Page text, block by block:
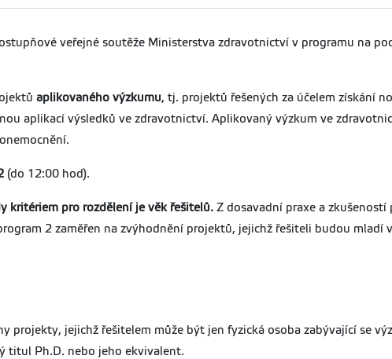
veřejné soutěže Ministerstva zdravotnictví v programu na
aplikovaného výzkumu, tj. projektů řešených za účelem získání
aplikací výsledků ve zdravotnictví. Aplikovaný výzkum ve
(do 12:00 hod).
kritériem pro rozdělení je věk řešitelů. Z dosavadní praxe a
2 zaměřen na zvýhodnění projektů, jejichž řešiteli budou mladí
projekty, jejichž řešitelem může být jen fyzická osoba zabývající se
titul Ph.D. nebo jeho ekvivalent.